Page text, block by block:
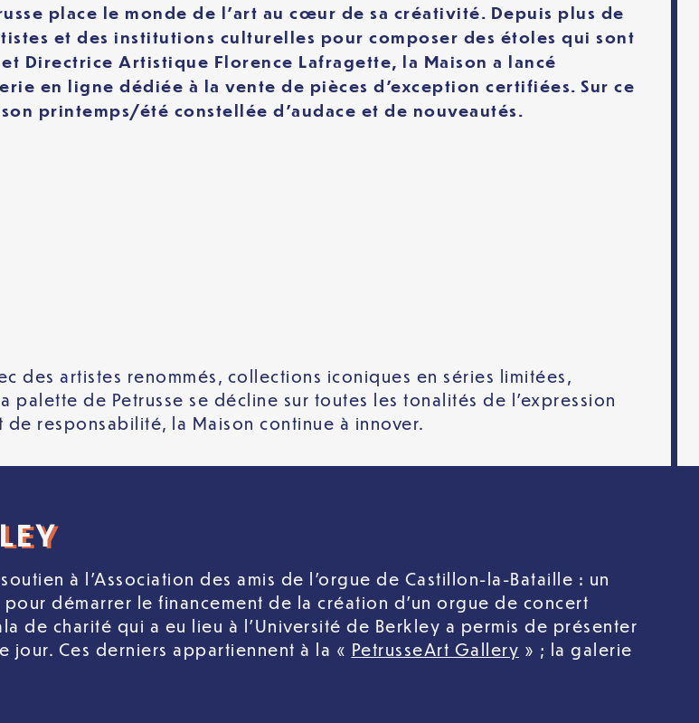
place le monde de l’art au cœur de sa créativité. Depuis plus de
et des institutions culturelles pour composer des étoles qui sont
Directrice Artistique Florence Lafragette, la Maison a lancé
en ligne dédiée à la vente de pièces d’exception certifiées. Sur ce
printemps/été constellée d’audace et de nouveautés.
des artistes renommés, collections iconiques en séries limitées,
de Petrusse se décline sur toutes les tonalités de l’expression
responsabilité, la Maison continue à innover.
à l’Association des amis de l’orgue de Castillon-la-Bataille : un
démarrer le financement de la création d’un orgue de concert
de charité qui a eu lieu à l’Université de Berkley a permis de présenter
jour. Ces derniers appartiennent à la « PetrusseArt Gallery » ; la galerie